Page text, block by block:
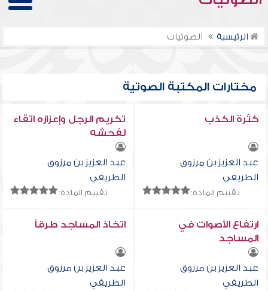
الرئيسية الصوتيات
مختارات المكتبة الصوتية
كثرة الكذب
عبد العزيز بن مرزوق
الطريفي
تقييم المادة:
تكريم الرجل وإعزازه اتقاء
لفحشه
عبد العزيز بن مرزوق
الطريفي
تقييم المادة:
ارتفاع الأصوات في
المساجد
عبد العزيز بن مرزوق
الطريفي
اتخاذ المساجد طرقاً
عبد العزيز بن مرزوق
الطريفي